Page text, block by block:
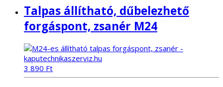
Talpas állítható, dűbelezhető
forgáspont, zsanér M24
3 890 Ft